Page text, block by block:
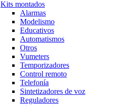
Kits montados
Alarmas
Modelismo
Educativos
Automatismos
Otros
Vumeters
Temporizadores
Control remoto
Telefonía
Sintetizadores de voz
Reguladores